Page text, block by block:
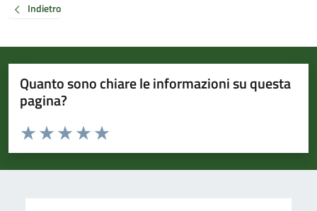
Indietro
Quanto sono chiare le informazioni su questa
pagina?
Valuta da 1 a 5 stelle la pagina
Valuta 5 stelle su 5
Valuta 4 stelle su 5
Valuta 3 stelle su 5
Valuta 2 stelle su 5
Valuta 1 stelle su 5